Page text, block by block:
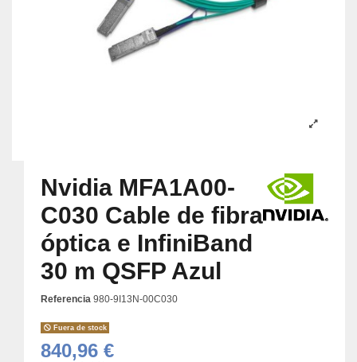
Nvidia MFA1A00-
C030 Cable de fibra
óptica e InfiniBand
30 m QSFP Azul
Referencia 980-9I13N-00C030
Fuera de stock
840,96 €